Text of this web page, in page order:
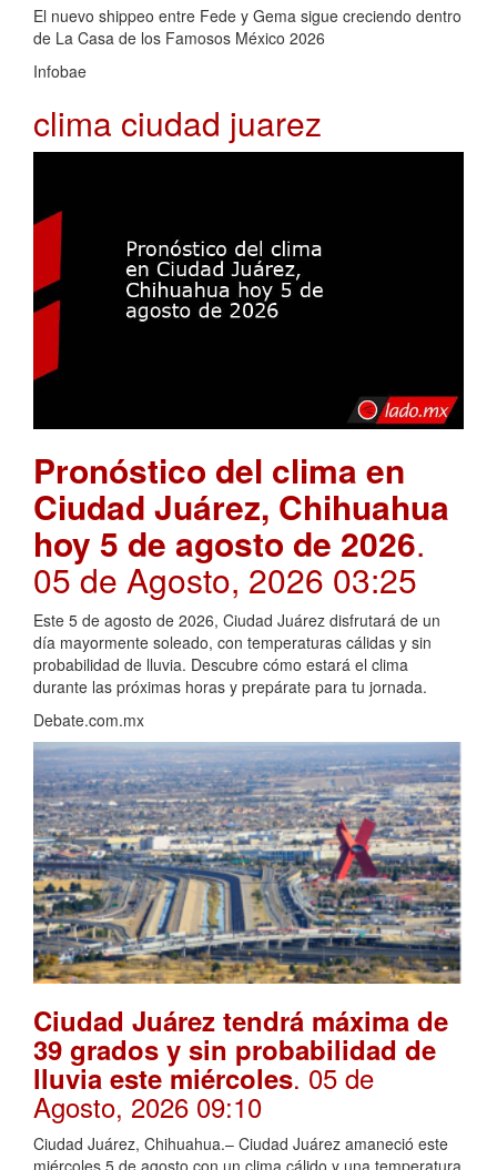
El nuevo shippeo entre Fede y Gema sigue creciendo dentro
de La Casa de los Famosos México 2026
Infobae
clima ciudad juarez
Pronóstico del clima en
Ciudad Juárez, Chihuahua
hoy 5 de agosto de 2026.
05 de Agosto, 2026 03:25
Este 5 de agosto de 2026, Ciudad Juárez disfrutará de un
día mayormente soleado, con temperaturas cálidas y sin
probabilidad de lluvia. Descubre cómo estará el clima
durante las próximas horas y prepárate para tu jornada.
Debate.com.mx
Ciudad Juárez tendrá máxima de
39 grados y sin probabilidad de
lluvia este miércoles. 05 de
Agosto, 2026 09:10
Ciudad Juárez, Chihuahua.– Ciudad Juárez amaneció este